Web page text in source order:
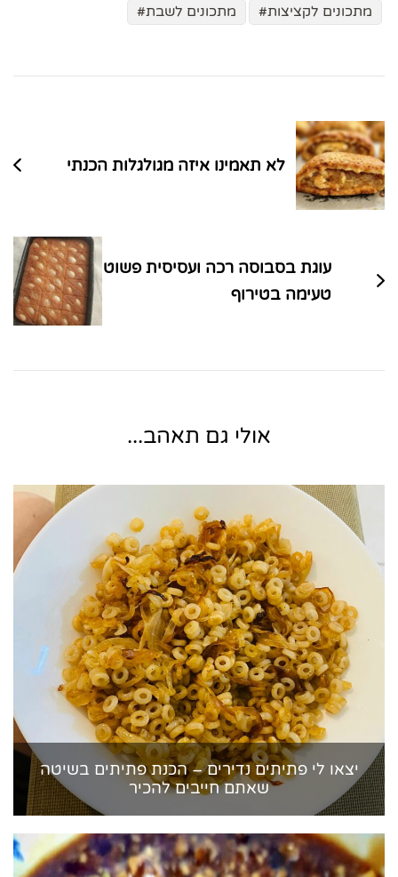
מתכונים לקציצות
מתכונים לשבת
בפוסטים
לא תאמינו איזה מגולגלות הכנתי
עוגת בסבוסה רכה ועסיסית פשוט
טעימה בטירוף
אולי גם תאהב...
יצאו לי פתיתים נדירים – הכנת פתיתים בשיטה
שאתם חייבים להכיר